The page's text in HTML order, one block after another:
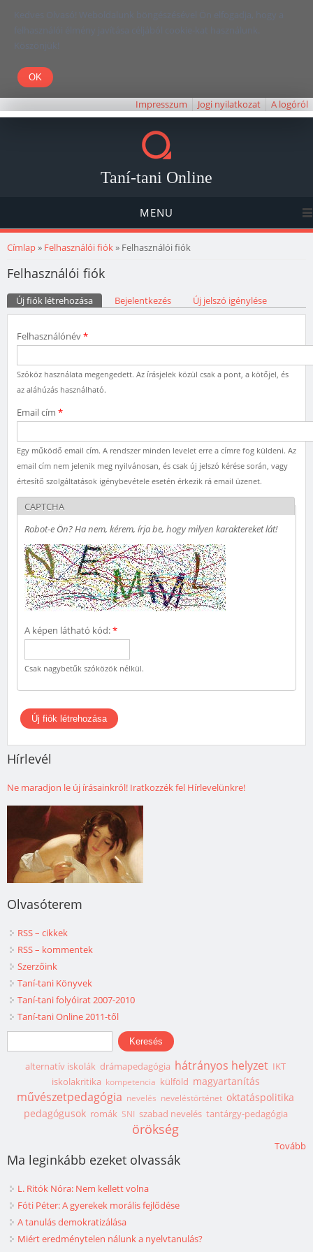
Kedves Olvasó! Weboldalunk böngészésével Ön elfogadja, hogy a
felhasználói élmény javítása céljából cookie-kat használunk.
Köszönjük!
Impresszum Jogi nyilatkozat A logóról
Taní-tani Online
MENU
Jelenlegi hely
Címlap» Felhasználói fiók» Felhasználói fiók
Felhasználói fiók
Elsődleges fülek
Új fiók létrehozása (aktív fül)Bejelentkezés Új jelszó igénylése
Felhasználónév*
Szóköz használata megengedett. Az írásjelek közül csak a pont, a kötőjel, és
az aláhúzás használható.
Email cím *
Egy működő email cím. A rendszer minden levelet erre a címre fog küldeni. Az
email cím nem jelenik meg nyilvánosan, és csak új jelszó kérése során, vagy
értesítő szolgáltatások igénybevétele esetén érkezik rá email üzenet.
CAPTCHA
Robot-e Ön? Ha nem, kérem, írja be, hogy milyen karaktereket lát!
A képen látható kód:*
Csak nagybetűk szóközök nélkül.
Hírlevél
Ne maradjon le új írásainkról! Iratkozzék fel Hírlevelünkre!
Olvasóterem
RSS – cikkek
RSS – kommentek
Szerzőink
Taní-tani Könyvek
Taní-tani folyóirat 2007-2010
Taní-tani Online 2011-től
Keresés űrlap
Keresés
alternatív iskolák drámapedagógia hátrányos helyzet IKT
iskolakritika kompetencia külföld magyartanítás
művészetpedagógia nevelés neveléstörténet oktatáspolitika
pedagógusok romák SNI szabad nevelés tantárgy-pedagógia
örökség
Tovább
Ma leginkább ezeket olvassák
L. Ritók Nóra: Nem kellett volna
Fóti Péter: A gyerekek morális fejlődése
A tanulás demokratizálása
Miért eredménytelen nálunk a nyelvtanulás?